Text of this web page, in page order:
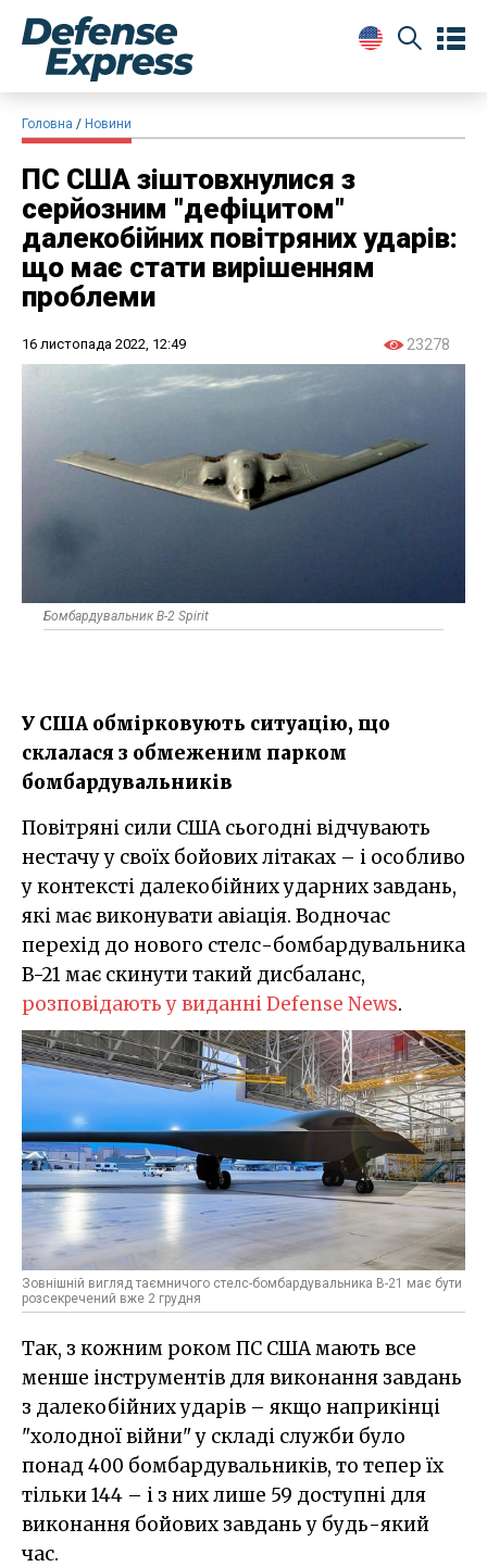
Головна Новини
ПС США зіштовхнулися з
серйозним "дефіцитом"
далекобійних повітряних ударів:
що має стати вирішенням
проблеми
16 листопада 2022, 12:49 23278
Бомбардувальник B-2 Spirit
У США обмірковують ситуацію, що
склалася з обмеженим парком
бомбардувальників
Повітряні сили США сьогодні відчувають
нестачу у своїх бойових літаках – і особливо
у контексті далекобійних ударних завдань,
які має виконувати авіація. Водночас
перехід до нового стелс-бомбардувальника
B-21 має скинути такий дисбаланс,
розповідають у виданні Defense News.
Зовнішній вигляд таємничого стелс-бомбардувальника B-21 має бути
розсекречений вже 2 грудня
Так, з кожним роком ПС США мають все
менше інструментів для виконання завдань
з далекобійних ударів – якщо наприкінці
"холодної війни" у складі служби було
понад 400 бомбардувальників, то тепер їх
тільки 144 – і з них лише 59 доступні для
виконання бойових завдань у будь-який
час.